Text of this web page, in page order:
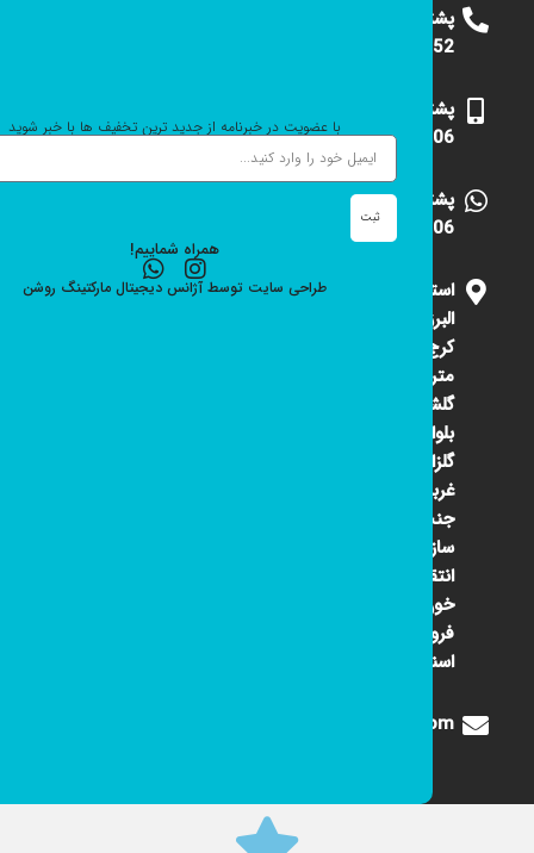
پشتیبانی
09124375652
پشتیبانی
09101531006
پشتیبانی
09101531006
استان
البرز
متری
گلشهر
بلوار
گلزار
غربی
جنب
سازمان
انتقال
خون
فروشگاه
اسنوا
Digione1360@gmail.com
با عضویت در خبرنامه از جدید ترین تخفیف ها با خبر شوید
ثبت
همراه شماییم!
طراحی سایت توسط آژانس دیجیتال مارکتینگ روشن